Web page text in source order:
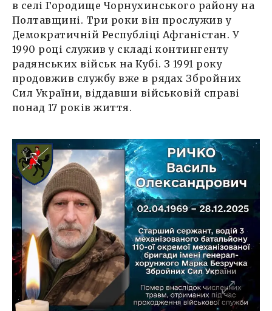
в селі Городище Чорнухинського району на
Полтавщині. Три роки він прослужив у
Демократичній Республіці Афганістан. У
1990 році служив у складі контингенту
радянських військ на Кубі. З 1991 року
продовжив службу вже в рядах Збройних
Сил України, віддавши військовій справі
понад 17 років життя.